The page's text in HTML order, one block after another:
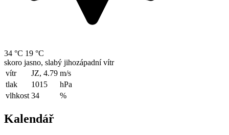
34 °C 19 °C
skoro jasno, slabý jihozápadní vítr
vítr
JZ, 4.79 m/s
tlak
1015
hPa
vlhkost 34 %
Kalendář